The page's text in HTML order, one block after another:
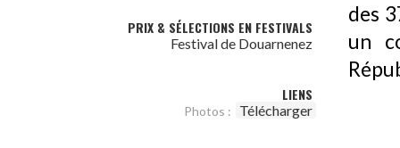
PRIX & SÉLECTIONS EN FESTIVALS
Festival de Douarnenez
LIENS
Photos : Télécharger
des
un